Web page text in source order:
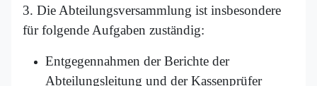
3. Die Abteilungsversammlung ist insbesondere
für folgende Aufgaben zuständig:
Entgegennahmen der Berichte der
Abteilungsleitung und der Kassenprüfer